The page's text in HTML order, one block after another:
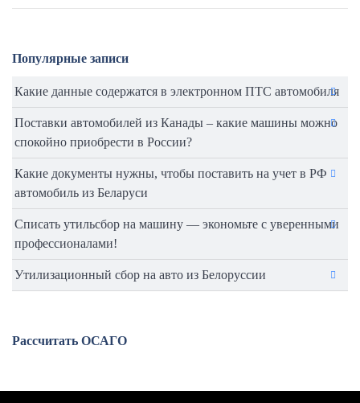
Популярные записи
Какие данные содержатся в электронном ПТС автомобиля
Поставки автомобилей из Канады – какие машины можно
спокойно приобрести в России?
Какие документы нужны, чтобы поставить на учет в РФ
автомобиль из Беларуси
Списать утильсбор на машину — экономьте с уверенными
профессионалами!
Утилизационный сбор на авто из Белоруссии
Рассчитать ОСАГО